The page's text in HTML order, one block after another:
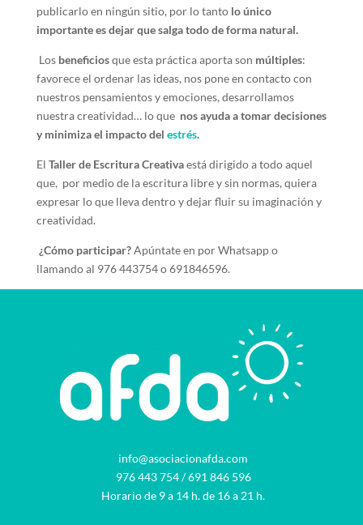
publicarlo en ningún sitio, por lo tantolo único
importante es dejar que salga todo de forma natural.
Los beneficiosque esta práctica aporta son múltiples:
favorece el ordenar las ideas, nos pone en contacto con
nuestros pensamientos y emociones, desarrollamos
nuestra creatividad… lo quenos ayuda a tomar decisiones
y minimiza el impacto del estrés.
El Taller de Escritura Creativaestá dirigido a todo aquel
que, por medio de la escritura libre y sin normas, quiera
expresar lo que lleva dentro y dejar fluir su imaginación y
creatividad.
¿Cómo participar?Apúntate en por Whatsapp o
llamando al 976 443754 o 691846596.
info@asociacionafda.com
976 443 754/691 846 596
Horario de 9 a 14 h. de 16 a 21 h.